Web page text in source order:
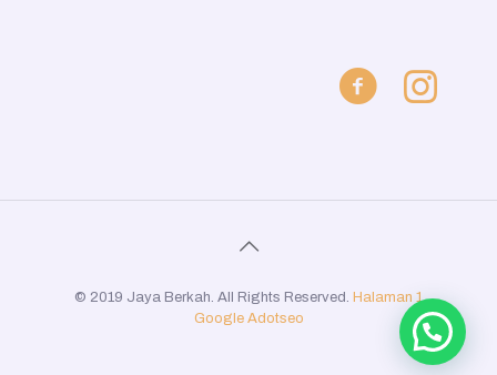
© 2019 Jaya Berkah. All Rights Reserved. Halaman 1
Google Adotseo